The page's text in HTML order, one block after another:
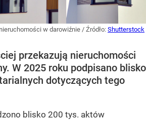
w darowiźnie / Źródło: Shutterstock
przekazują nieruchomości
W 2025 roku podpisano blisko
dotyczących tego
blisko 200 tys. aktów